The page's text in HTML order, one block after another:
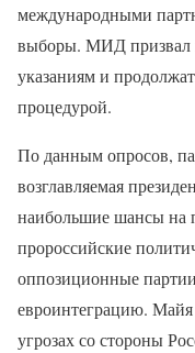
международными
выборы. МИД призвал
указаниям и
процедурой.
По данным опросов,
возглавляемая
наибольшие шансы на
пророссийские
оппозиционные
евроинтеграцию.
угрозах со стороны